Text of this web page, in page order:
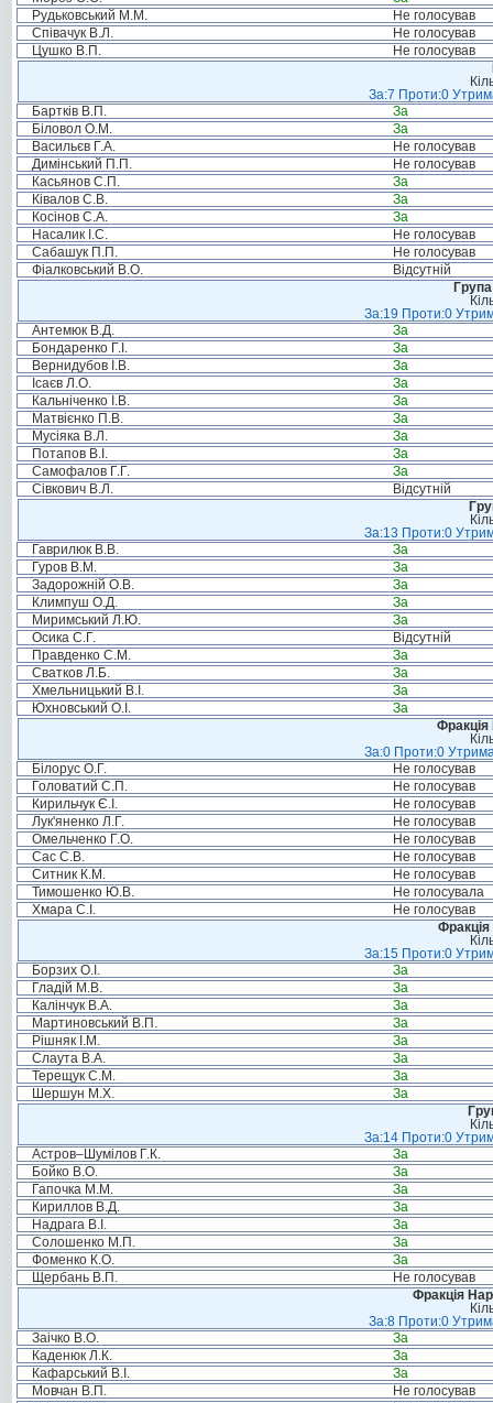
Рудьковський М.М.
Не голосував
Співачук В.Л.
Не голосував
Цушко В.П.
Не голосував
За:7 Проти:0
Бартків В.П.
За
Біловол О.М.
За
Васильєв Г.А.
Не голосував
Димінський П.П.
Не голосував
Касьянов С.П.
За
Ківалов С.В.
За
Косінов С.А.
За
Насалик І.С.
Не голосував
Сабашук П.П.
Не голосував
Фіалковський В.О.
Відсутній
За:19 Проти:0
Антемюк В.Д.
За
Бондаренко Г.І.
За
Вернидубов І.В.
За
Ісаєв Л.О.
За
Кальніченко І.В.
За
Матвієнко П.В.
За
Мусіяка В.Л.
За
Потапов В.І.
За
Самофалов Г.Г.
За
Сівкович В.Л.
Відсутній
За:13 Проти:0
Гаврилюк В.В.
За
Гуров В.М.
За
Задорожній О.В.
За
Климпуш О.Д.
За
Миримський Л.Ю.
За
Осика С.Г.
Відсутній
Правденко С.М.
За
Сватков Л.Б.
За
Хмельницький В.І.
За
Юхновський О.І.
За
За:0 Проти:0
Білорус О.Г.
Не голосував
Головатий С.П.
Не голосував
Кирильчук Є.І.
Не голосував
Лук'яненко Л.Г.
Не голосував
Омельченко Г.О.
Не голосував
Сас С.В.
Не голосував
Ситник К.М.
Не голосував
Тимошенко Ю.В.
Не голосувала
Хмара С.І.
Не голосував
Фракція
За:15 Проти:0
Борзих О.І.
За
Гладій М.В.
За
Калінчук В.А.
За
Мартиновський В.П.
За
Рішняк І.М.
За
Слаута В.А.
За
Терещук С.М.
За
Шершун М.Х.
За
За:14 Проти:0
Астров–Шумілов Г.К.
За
Бойко В.О.
За
Гапочка М.М.
За
Кириллов В.Д.
За
Надрага В.І.
За
Солошенко М.П.
За
Фоменко К.О.
За
Щербань В.П.
Не голосував
Фракція
За:8 Проти:0
Заічко В.О.
За
Каденюк Л.К.
За
Кафарський В.І.
За
Мовчан В.П.
Не голосував